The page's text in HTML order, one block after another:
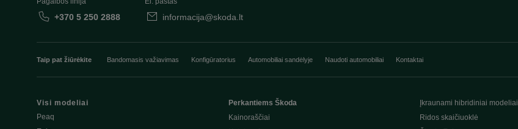
+370 5 250 2888 informacija@skoda.lt
Taip pat žiūrėkite Bandomasis važiavimas Konfigūratorius Automobiliai sandėlyje Naudoti automobiliai Kontaktai
Visi modeliai
Peaq
Perkantiems Škoda
Kainoraščiai
Įkraunami hibridiniai modeliai
Ridos skaičiuoklė